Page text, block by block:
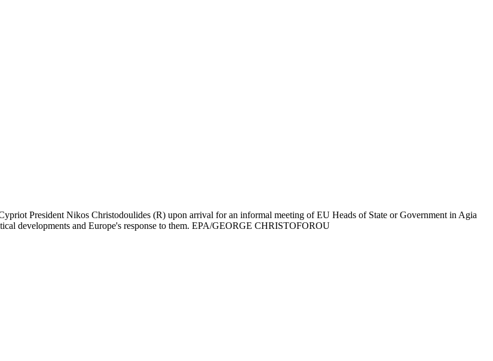
President Nikos Christodoulides (R) upon arrival for an informal meeting of EU Heads of State or Government in Agia
developments and Europe's response to them. EPA/GEORGE CHRISTOFOROU